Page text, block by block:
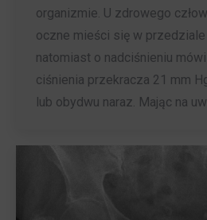
organizmie. U zdrowego
oczne mieści się w
natomiast o nadciśnieniu
ciśnienia przekracza 21 mm
lub obydwu naraz. Mając na